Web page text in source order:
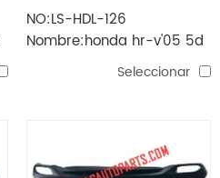
NO:LS-HDL-126
Nombre:honda hr-v'05 5d
Seleccionar